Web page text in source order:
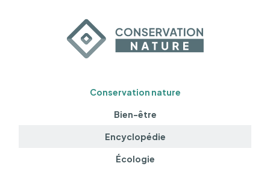
Conservation nature
Bien-être
Encyclopédie
Écologie